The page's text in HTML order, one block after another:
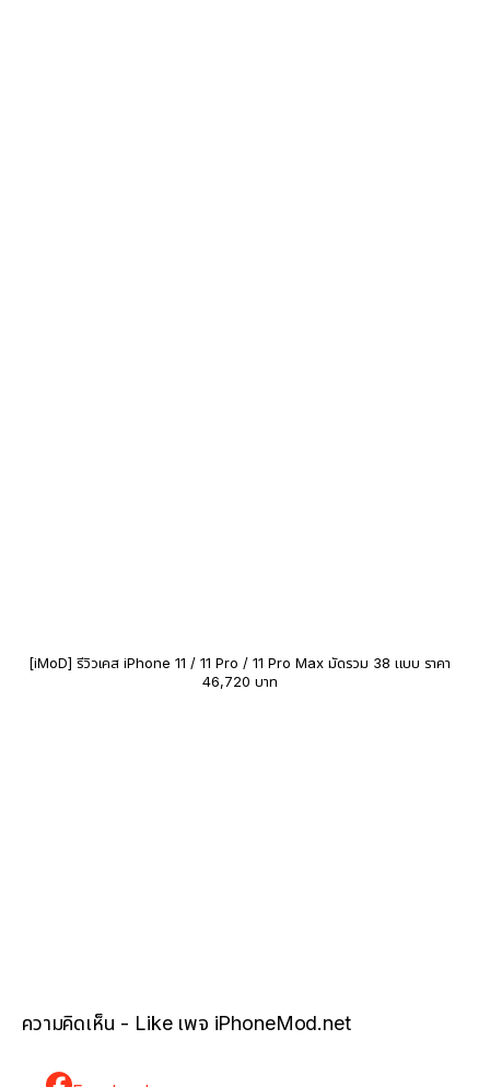
[iMoD] รีวิวเคส iPhone 11 / 11 Pro / 11 Pro Max มัดรวม 38 แบบ ราคา
46,720 บาท
ความคิดเห็น - Like เพจ iPhoneMod.net